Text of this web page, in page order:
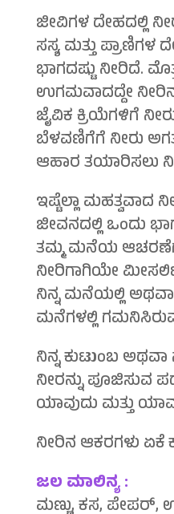
ಜೀವಿಗಳ ದೇಹದಲ್ಲಿ
ಸಸ್ಯ ಮತ್ತು ಪ್ರಾಣಿಗಳ
ಭಾಗದಷ್ಟು ನೀರಿದೆ.
ಉಗಮವಾದದ್ದೇ
ಜೈವಿಕ ಕ್ರಿಯೆಗಳಿಗೆ
ಬೆಳವಣಿಗೆಗೆ ನೀರು
ಆಹಾರ ತಯಾರಿಸಲು
ಇಷ್ಟೆಲ್ಲಾ ಮಹತ್ವವಾದ
ಜೀವನದಲ್ಲಿ ಒಂದು
ತಮ್ಮ ಮನೆಯ
ನೀರಿಗಾಗಿಯೇ
ನಿನ್ನ ಮನೆಯಲ್ಲಿ ಅಥವಾ
ಮನೆಗಳಲ್ಲಿ
ನಿನ್ನ ಕುಟುಂಬ
ನೀರನ್ನು ಪೂಜಿಸುವ
ಯಾವುದು ಮತ್ತು
ನೀರಿನ ಆಕರಗಳು ಏಕೆ
ಜಲ ಮಾಲಿನ್ಯ :
ಮಣ್ಣು, ಕಸ, ಪೇಪರ್,